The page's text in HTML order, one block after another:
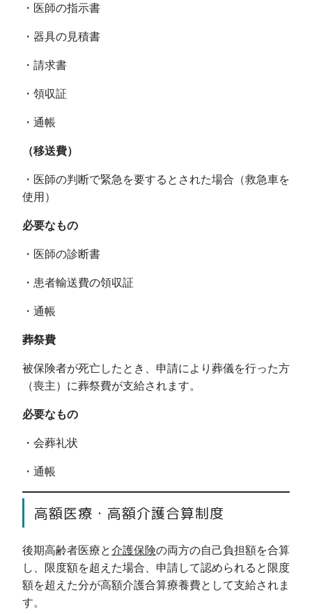
・医師の指示書
・器具の見積書
・請求書
・領収証
・通帳
（移送費）
・医師の判断で緊急を要するとされた場合（救急車を
使用）
必要なもの
・医師の診断書
・患者輸送費の領収証
・通帳
葬祭費
被保険者が死亡したとき、申請により葬儀を行った方
（喪主）に葬祭費が支給されます。
必要なもの
・会葬礼状
・通帳
高額医療・高額介護合算制度
後期高齢者医療と介護保険の両方の自己負担額を合算
し、限度額を超えた場合、申請して認められると限度
額を超えた分が高額介護合算療養費として支給されま
す。